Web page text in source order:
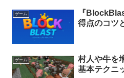
ゲーム
『
得点のコツ
ゲーム
村人や牛を
基本テクニ